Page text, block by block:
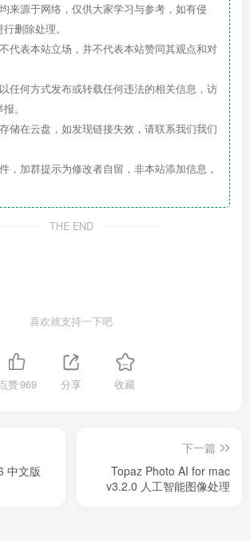
来源于网络，仅供大家学习与参考，如有侵
删除处理。
代表本站立场，并不代表本站赞同其观点和对
任何方式发布或转载任何违法的相关信息，访
。
储在云盘，如发现链接失效，请联系我们我们
，加群提示为修改者自留，非本站添加信息，
THE END
喜欢就支持一下吧
点赞969 分享 收藏
中文版
下一篇
Topaz Photo AI for mac
v3.2.0 人工智能图像处理